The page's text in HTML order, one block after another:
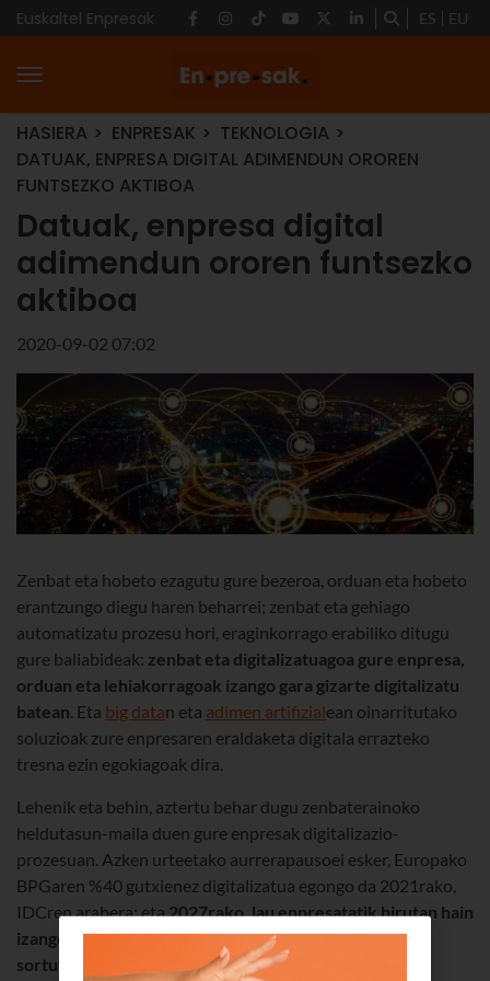
Euskaltel Enpresak ES EU
HASIERA ENPRESAK
TEKNOLOGIA
DATUAK, ENPRESA DIGITAL ADIMENDUN OROREN
FUNTSEZKO AKTIBOA
Datuak, enpresa digital
adimendun ororen funtsezko
aktiboa
2020-09-02 07:02
Zenbat eta hobeto ezagutu gure bezeroa, orduan eta hobeto
erantzungo diegu haren beharrei; zenbat eta gehiago
automatizatu prozesu hori, eraginkorrago erabiliko ditugu
gure baliabideak: zenbat eta digitalizatuagoa gure enpresa,
orduan eta lehiakorragoak izango gara gizarte digitalizatu
batean. Eta big datan eta adimen artifizialean oinarritutako
soluzioak zure enpresaren eraldaketa digitala errazteko
tresna ezin egokiagoak dira.
Lehenik eta behin, aztertu behar dugu zenbaterainoko
heldutasun-maila duen gure enpresak digitalizazio-
prozesuan. Azken urteetako aurrerapausoei esker, Europako
BPGaren %40 gutxienez digitalizatua egongo da 2021rako,
IDCren arabera; eta2027rako, lau enpresatatik hirutan hain
izango da handia eraldaketa, ezen aro digitalean
sortutakoen pare egongo baitira.